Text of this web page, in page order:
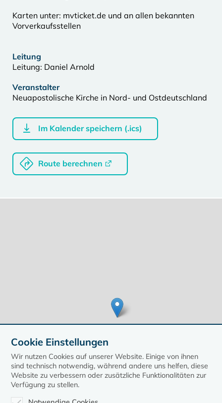
Karten unter: mvticket.de und an allen bekannten
Vorverkaufsstellen
Leitung
Leitung: Daniel Arnold
Veranstalter
Neuapostolische Kirche in Nord- und Ostdeutschland
Im Kalender speichern (.ics)
Route berechnen
Cookie Einstellungen
Wir nutzen Cookies auf unserer Website. Einige von ihnen
sind technisch notwendig, während andere uns helfen, diese
Website zu verbessern oder zusätzliche Funktionalitäten zur
Verfügung zu stellen.